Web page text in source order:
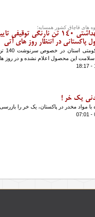
های قاچاق کشور همسایه؛
سلامت بهداشتی 140 تن نارنگی
پاکستانی در انتظار روز های آتی
سلامت این محصول اعلام نشده و در
یک خر !
با مواد مخدر در پاکستان، یک خر را